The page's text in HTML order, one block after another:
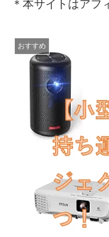
＊本サイトはアフ
おすすめ